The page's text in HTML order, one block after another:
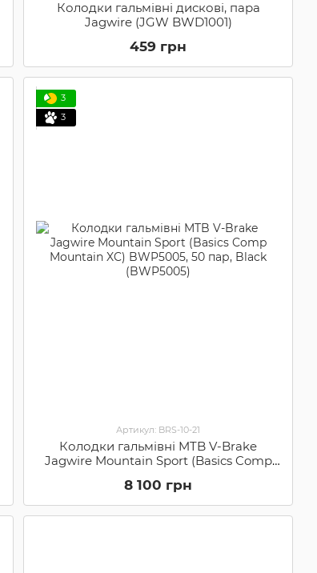
Колодки гальмівні дискові, пара
Jagwire (JGW BWD1001)
459 грн
3
3
Артикул: BRS-10-21
Колодки гальмівні MTB V-Brake
Jagwire Mountain Sport (Basics Comp
(BWP5005)
8 100 грн